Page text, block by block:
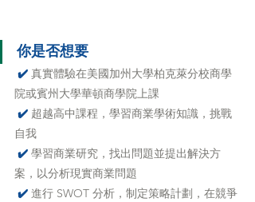
你是否想要
✔️ 真實體驗在美國加州大學柏克萊分校商學
院或賓州大學華頓商學院上課
✔️ 超越高中課程，學習商業學術知識，挑戰
自我
✔️ 學習商業研究，找出問題並提出解決方
案，以分析現實商業問題
✔️ 進行 SWOT 分析，制定策略計劃，在競爭